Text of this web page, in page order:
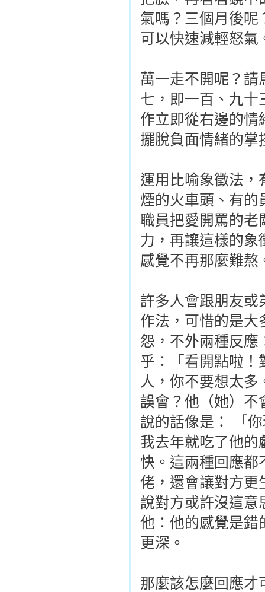
氣嗎？三個月後呢
可以快速減輕怒氣
萬一走不開呢？請
七，即一百、九十
作立即從右邊的情
擺脫負面情緒的掌
運用比喻象徵法，
煙的火車頭、有的
職員把愛開罵的老
力，再讓這樣的象
感覺不再那麼難熬
許多人會跟朋友或
作法，可惜的是大
怨，不外兩種反應
乎：「看開點啦！
人，你不要想太
誤會？他（她）不
說的話像是： 「
我去年就吃了他
快。這兩種回應都
佬，還會讓對方更
說對方或許沒這意
他：他的感覺是錯
更深。
那麼該怎麼回應才